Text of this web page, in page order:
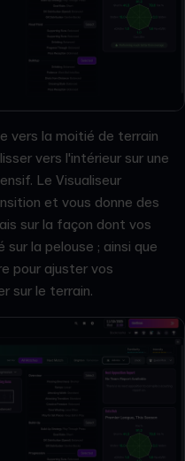
vers la moitié de terrain
vers l'intérieur sur une
Le Visualiseur
et vous donne des
sur la façon dont vos
la pelouse ; ainsi que
pour ajuster vos
sur le terrain.